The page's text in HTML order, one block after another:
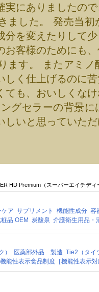
実にありましたの
ました。 発売当
分を変えたりして
お客様のためにも
ます。 またアミ
しく仕上げるのに
ても、おいしくな
グセラーの背景
しいと思っていた
HD Premium（スーパーエイチディ
ケア サプリメント 機能性成分 容
品 OEM 炭酸泉 介護衛生用品・
） 医薬部外品 製造 Tie2（タイ
機能性表示食品制度［機能性表示